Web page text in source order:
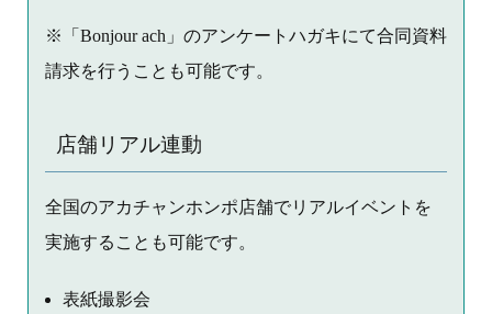
※「Bonjour ach」のアンケートハガキにて合同資料
請求を行うことも可能です。
店舗リアル連動
全国のアカチャンホンポ店舗でリアルイベントを
実施することも可能です。
表紙撮影会